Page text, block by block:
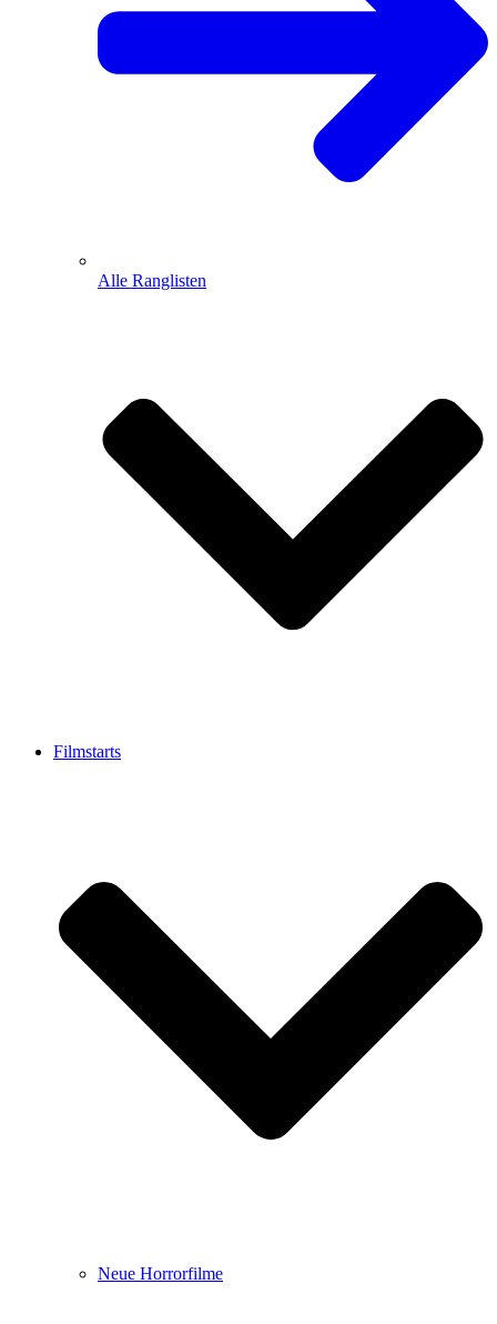
Alle Ranglisten
Filmstarts
Neue Horrorfilme